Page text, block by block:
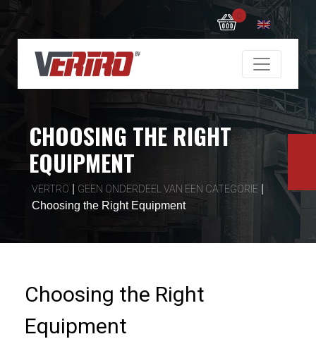
0
CHOOSING THE RIGHT
EQUIPMENT
VERTRO GEEN ONDERDEEL VAN EEN CATEGORIE
Choosing the Right Equipment
Choosing the Right
Equipment